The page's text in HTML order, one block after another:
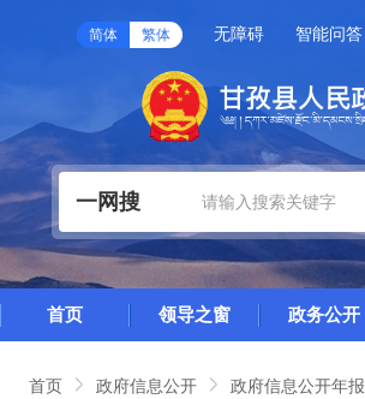
简体 繁体 无障碍 智能问答
一网搜
首页 领导之窗 政务公开
首页 政府信息公开 政府信息公开年报